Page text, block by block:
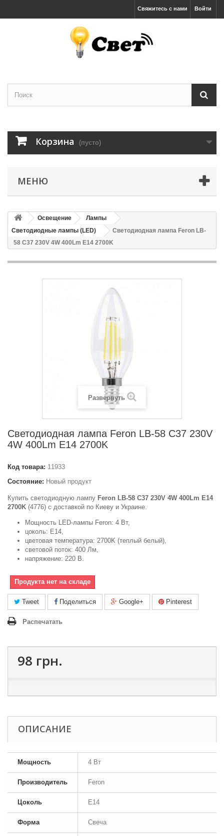
Войти
Свяжитесь с нами
Корзина (пусто)
МЕНЮ
Освещение
Лампы
Светодиодные лампы (LED)
Светодиодная лампа Feron LB-
58 C37 230V 4W 400Lm E14 2700K
Развернуть
Светодиодная лампа Feron LB-58 C37 230V
4W 400Lm E14 2700K
Код товара: 11933
Состояние: Новый продукт
Купить светодиодную лампу Feron LB-58 C37 230V 4W 400Lm E14
2700K (4776) с доставкой по Киеву и Украине.
Мощность LED-лампы Feron: 4 Вт,
цоколь: E14,
цветовая температура: 2700K (теплый белый),
световой поток: 400 Лм,
напряжение: 220 В.
Продукта нет на складе
Tweet Поделиться Google+ Pinterest
Распечатать
98 грн.
ОПИСАНИЕ
Мощность 4 Вт
Производитель Feron
Цоколь E14
Форма Свеча